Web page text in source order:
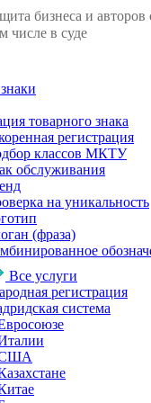
бизнеса и авторов
числе в суде
товарного знака
регистрация
классов МКТУ
обслуживания
на уникальность
(фраза)
Все услуги
регистрация
система